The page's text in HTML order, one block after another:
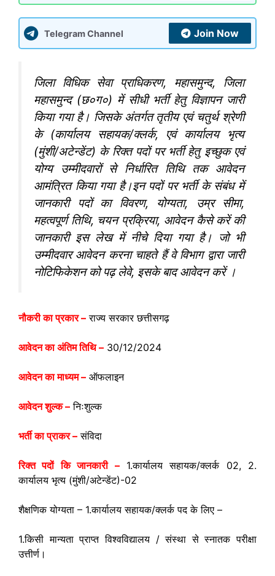
Telegram Channel Join Now
जिला विधिक सेवा प्राधिकरण, महासमुन्द, जिला
महासमुन्द (छ०ग०) में सीधी भर्ती हेतु विज्ञापन जारी
किया गया है। जिसके अंतर्गत तृतीय एवं चतुर्थ श्रेणी
के (कार्यालय सहायक/क्लर्क, एवं कार्यालय भृत्य
(मुंशी/अटेन्डेंट) के रिक्त पदों पर भर्ती हेतु इच्छुक एवं
योग्य उम्मीदवारों से निर्धारित तिथि तक आवेदन
आमंत्रित किया गया है।इन पदों पर भर्ती के संबंध में
जानकारी पदों का विवरण, योग्यता, उम्र सीमा,
महत्वपूर्ण तिथि, चयन प्रक्रिया, आवेदन कैसे करें की
जानकारी इस लेख में नीचे दिया गया है। जो भी
उम्मीदवार आवेदन करना चाहते हैं वे विभाग द्वारा जारी
नोटिफिकेशन को पढ़ लेवे, इसके बाद आवेदन करें ।
नौकरी का प्रकार – राज्य सरकार छत्तीसगढ़
आवेदन का अंतिम तिथि – 30/12/2024
आवेदन का माध्यम – ऑफलाइन
आवेदन शुल्क – निःशुल्क
भर्ती का प्राकर – संविदा
रिक्त पदों कि जानकारी –
1.कार्यालय सहायक/क्लर्क 02, 2.
कार्यालय भृत्य (मुंशी/अटेन्डेंट)-02
शैक्षणिक योग्यता – 1.कार्यालय सहायक/क्लर्क पद के लिए –
1.किसी मान्यता प्राप्त विश्वविद्यालय / संस्था से स्नातक परीक्षा
उत्तीर्ण।